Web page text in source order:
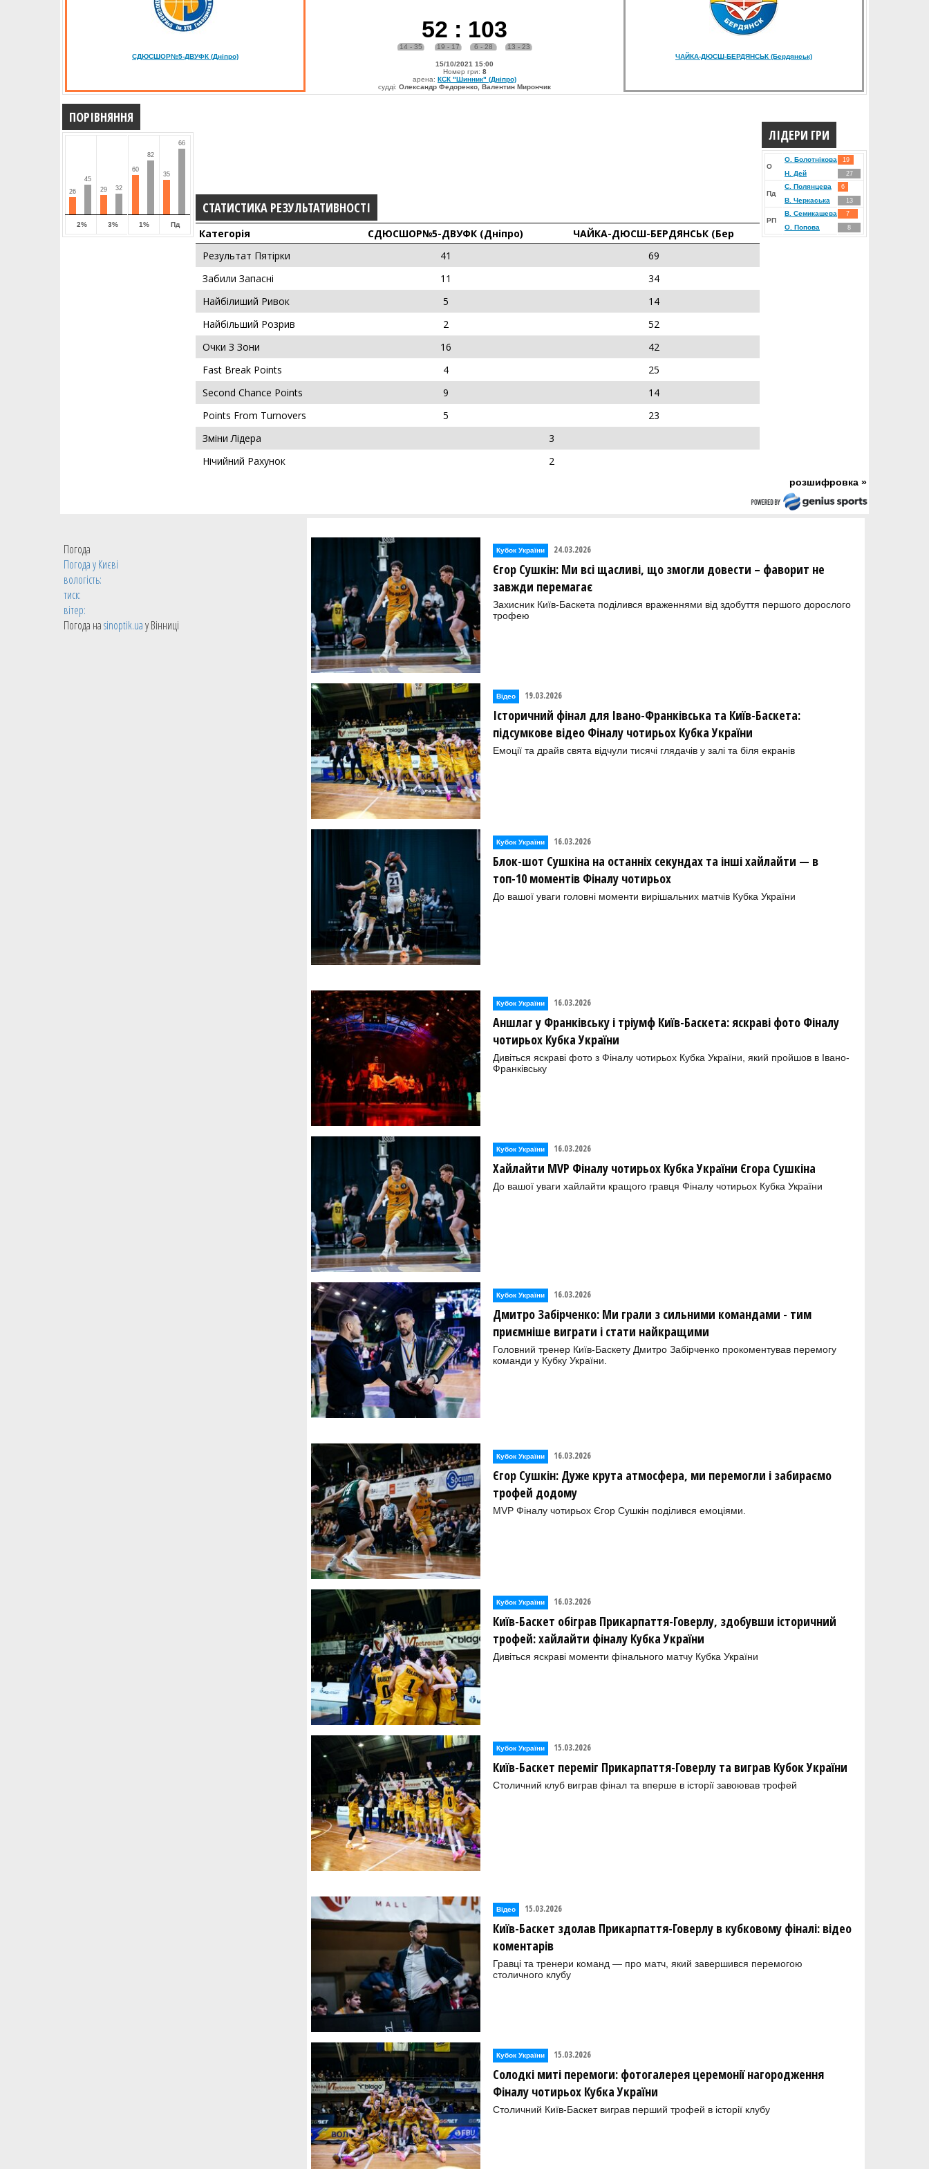
СДЮСШОР№5-ДВУФК (Дніпро)
52 : 103
14 - 35 19 - 17 6 - 28 13 - 23
15/10/2021 15:00
Номер гри: 8
арена: КСК "Шинник" (Дніпро)
судді: Олександр Федоренко, Валентин Мирончик
ЧАЙКА-ДЮСШ-БЕРДЯНСЬК (Бердянськ)
ПОРІВНЯННЯ
26
45
2%
29 32
3%
60
82
1%
35
66
Пд
СТАТИСТИКА РЕЗУЛЬТАТИВНОСТІ
Категорія СДЮСШОР№5-ДВУФК (Дніпро)
ЧАЙКА-ДЮСШ-БЕРДЯНСЬК (Бер
Результат Пятірки
41
69
Забили Запасні
11
34
Найбілиший Ривок
5
14
Найбільший Розрив
2
52
Очки З Зони
16
42
Fast Break Points
4
25
Second Chance Points
9
14
Points From Turnovers
5
23
Зміни Лідера
3
Нічийний Рахунок
2
ЛІДЕРИ ГРИ
О
О. Болотнікова 19
Н. Дей 27
Пд
С. Полянцева 6
В. Черкаська 13
РП
В. Семикашева 7
О. Попова 8
розшифровка »
Погода
Погода уКиєві
вологість:
тиск:
вітер:
Погода наsinoptik.uaу Вінниці
Кубок України 24.03.2026
Єгор Сушкін: Ми всі щасливі, що змогли довести – фаворит не
завжди перемагає
Захисник Київ-Баскета поділився враженнями від здобуття першого дорослого
трофею
Відео 19.03.2026
Історичний фінал для Івано-Франківська та Київ-Баскета:
підсумкове відео Фіналу чотирьох Кубка України
Емоції та драйв свята відчули тисячі глядачів у залі та біля екранів
Кубок України 16.03.2026
Блок-шот Сушкіна на останніх секундах та інші хайлайти — в
топ-10 моментів Фіналу чотирьох
До вашої уваги головні моменти вирішальних матчів Кубка України
Кубок України 16.03.2026
Аншлаг у Франківську і тріумф Київ-Баскета: яскраві фото Фіналу
чотирьох Кубка України
Дивіться яскраві фото з Фіналу чотирьох Кубка України, який пройшов в Івано-
Франківську
Кубок України 16.03.2026
Хайлайти MVP Фіналу чотирьох Кубка України Єгора Сушкіна
До вашої уваги хайлайти кращого гравця Фіналу чотирьох Кубка України
Кубок України 16.03.2026
Дмитро Забірченко: Ми грали з сильними командами - тим
приємніше виграти і стати найкращими
Головний тренер Київ-Баскету Дмитро Забірченко прокоментував перемогу
команди у Кубку України.
Кубок України 16.03.2026
Єгор Сушкін: Дуже крута атмосфера, ми перемогли і забираємо
трофей додому
MVP Фіналу чотирьох Єгор Сушкін поділився емоціями.
Кубок України 16.03.2026
Київ-Баскет обіграв Прикарпаття-Говерлу, здобувши історичний
трофей: хайлайти фіналу Кубка України
Дивіться яскраві моменти фінального матчу Кубка України
Кубок України 15.03.2026
Київ-Баскет переміг Прикарпаття-Говерлу та виграв Кубок України
Столичний клуб виграв фінал та вперше в історії завоював трофей
Відео 15.03.2026
Київ-Баскет здолав Прикарпаття-Говерлу в кубковому фіналі: відео
коментарів
Гравці та тренери команд — про матч, який завершився перемогою
столичного клубу
Кубок України 15.03.2026
Солодкі миті перемоги: фотогалерея церемонії нагородження
Фіналу чотирьох Кубка України
Столичний Київ-Баскет виграв перший трофей в історії клубу